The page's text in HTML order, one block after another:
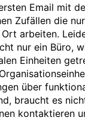
Email mit
Zufällen die
arbeiten.
nur ein Büro,
Einheiten
über
braucht es
kontaktieren